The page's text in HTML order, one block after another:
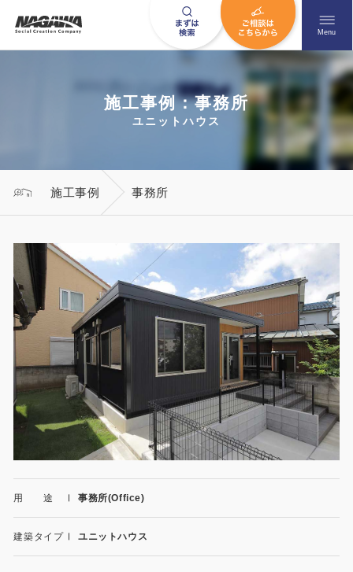
メニュ
Menu
お問い合わせはこちら
0120-09-9663
営業時間AM 9:00〜PM6:00
HOME
ニュース一覧
用途から探す
事務所・作業場
倉庫・工場
店舗
ガレージ・物置
ナガワについて知る
展示場を探す
施工事例
あなたにナガワがお薦めの理由
Webカタログ
施工事例：事務所
ユニットハウス
施工事例 事務所
用 途 事務所(Office)
建築タイプ ユニットハウス